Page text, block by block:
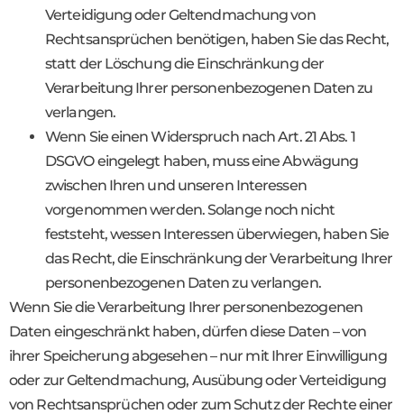
Verteidigung oder Geltendmachung von
Rechtsansprüchen benötigen, haben Sie das Recht,
statt der Löschung die Einschränkung der
Verarbeitung Ihrer personenbezogenen Daten zu
verlangen.
Wenn Sie einen Widerspruch nach Art. 21 Abs. 1
DSGVO eingelegt haben, muss eine Abwägung
zwischen Ihren und unseren Interessen
vorgenommen werden. Solange noch nicht
feststeht, wessen Interessen überwiegen, haben Sie
das Recht, die Einschränkung der Verarbeitung Ihrer
personenbezogenen Daten zu verlangen.
Wenn Sie die Verarbeitung Ihrer personenbezogenen
Daten eingeschränkt haben, dürfen diese Daten – von
ihrer Speicherung abgesehen – nur mit Ihrer Einwilligung
oder zur Geltendmachung, Ausübung oder Verteidigung
von Rechtsansprüchen oder zum Schutz der Rechte einer